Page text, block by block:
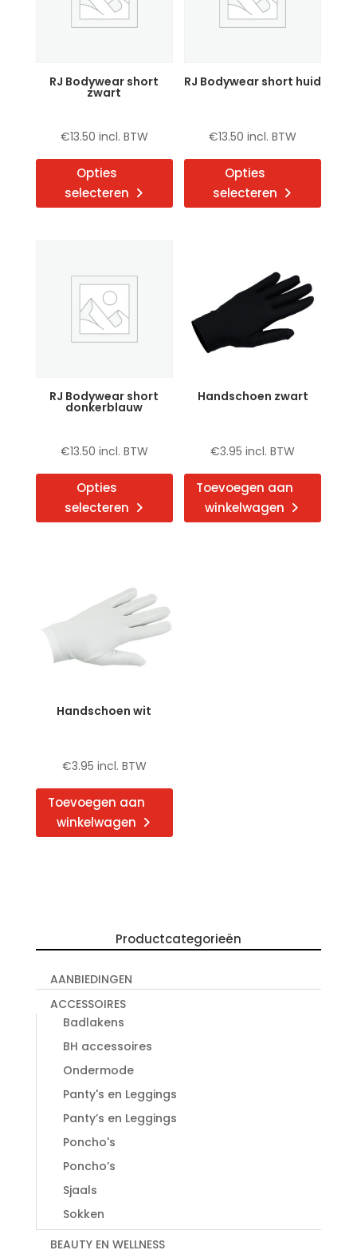
productpagina
RJ Bodywear short
zwart
€13.50 incl. BTW
Opties
selecteren
Dit
gekozen
worden
productpagina
RJ Bodywear short huid
€13.50 incl. BTW
Opties
selecteren
Dit
RJ Bodywear short
donkerblauw
€13.50 incl. BTW
Opties
selecteren
Dit
product
Handschoen zwart
€3.95 incl. BTW
Toevoegen aan
winkelwagen
Handschoen wit
€3.95 incl. BTW
Toevoegen aan
winkelwagen
Productcategorieën
AANBIEDINGEN
ACCESSOIRES
Badlakens
BH accessoires
Ondermode
Panty's en Leggings
Panty’s en Leggings
Poncho's
Poncho’s
Sjaals
Sokken
BEAUTY EN WELLNESS